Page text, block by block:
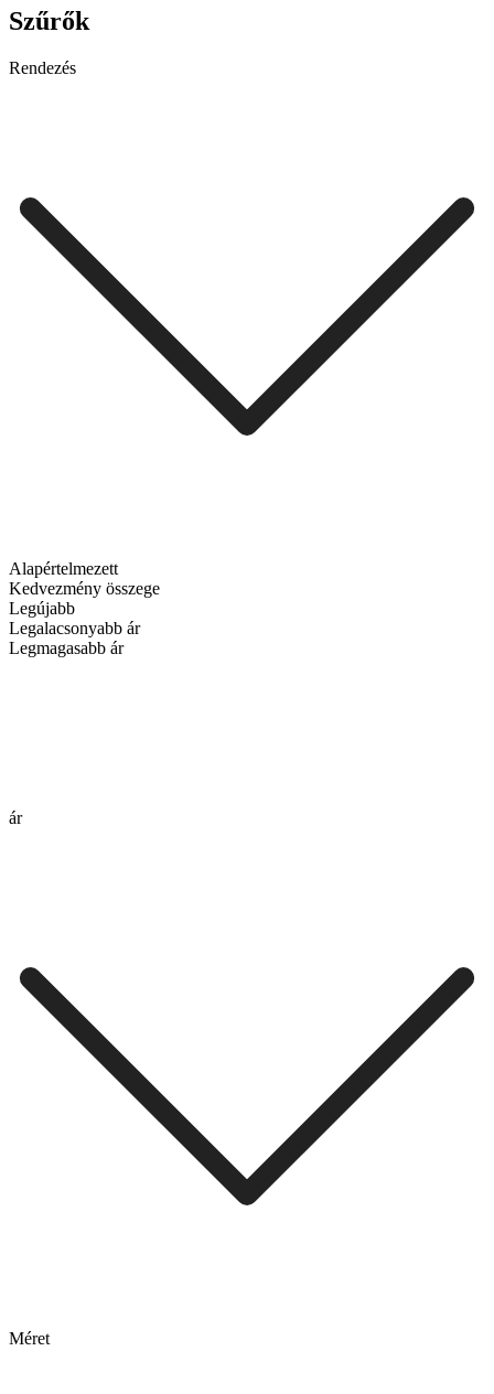
Szűrők
Rendezés
Alapértelmezett
Kedvezmény összege
Legújabb
Legalacsonyabb ár
Legmagasabb ár
ár
Méret